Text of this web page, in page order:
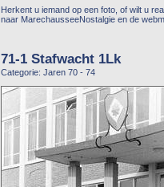
Herkent u iemand op een foto, of wilt u
naar MarechausseeNostalgie en de
71-1 Stafwacht 1Lk
Categorie: Jaren 70 - 74